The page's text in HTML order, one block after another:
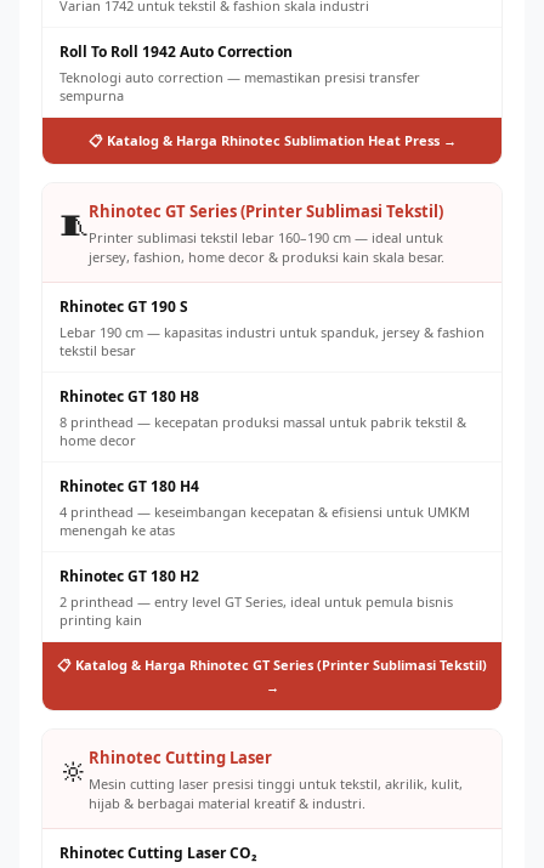
Varian 1742 untuk tekstil & fashion skala industri
Roll To Roll 1942 Auto Correction
Teknologi auto correction — memastikan presisi transfer
sempurna
📋 Katalog & Harga Rhinotec Sublimation Heat Press →
🧵Rhinotec GT Series (Printer Sublimasi Tekstil)
Printer sublimasi tekstil lebar 160–190 cm — ideal untuk
jersey, fashion, home decor & produksi kain skala besar.
Rhinotec GT 190 S
Lebar 190 cm — kapasitas industri untuk spanduk, jersey & fashion
tekstil besar
Rhinotec GT 180 H8
8 printhead — kecepatan produksi massal untuk pabrik tekstil &
home decor
Rhinotec GT 180 H4
4 printhead — keseimbangan kecepatan & efisiensi untuk UMKM
menengah ke atas
Rhinotec GT 180 H2
2 printhead — entry level GT Series, ideal untuk pemula bisnis
printing kain
📋 Katalog & Harga Rhinotec GT Series (Printer Sublimasi Tekstil)
→
🔆 Rhinotec Cutting Laser
Mesin cutting laser presisi tinggi untuk tekstil, akrilik, kulit,
hijab & berbagai material kreatif & industri.
Rhinotec Cutting Laser CO₂